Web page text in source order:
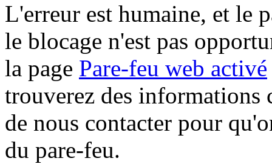
L'erreur est humaine, et le
le blocage n'est pas
la page Pare-feu web activé
trouverez des informations
de nous contacter pour
du pare-feu.